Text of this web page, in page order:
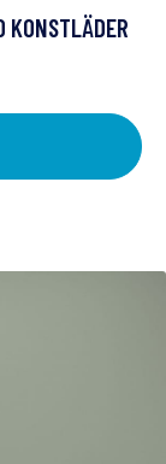
KONSTLÄDER